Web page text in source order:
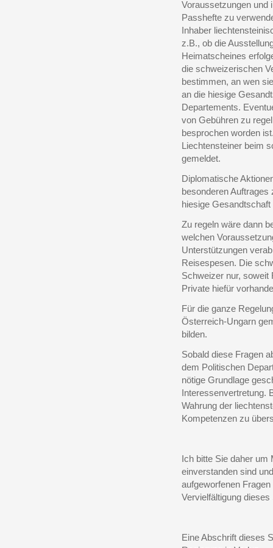
Voraussetzungen und
Passhefte zu
Inhaber
z.B., ob die
Heimatscheines
die schweizerischen
bestimmen, an wen
an die hiesige
Departements.
von Gebühren zu
besprochen worden
Liechtensteiner beim
gemeldet.
Diplomatische
besonderen
hiesige
Zu regeln wäre dann
welchen
Unterstützungen
Reisespesen. Die
Schweizer nur, soweit
Private hiefür
Für die ganze
Österreich-Ungarn
bilden.
Sobald diese Fragen
dem Politischen
nötige Grundlage
Interessenvertretung.
Wahrung der
Kompetenzen zu
Ich bitte Sie daher um
einverstanden sind
aufgeworfenen
Vervielfältigung
Eine Abschrift dieses